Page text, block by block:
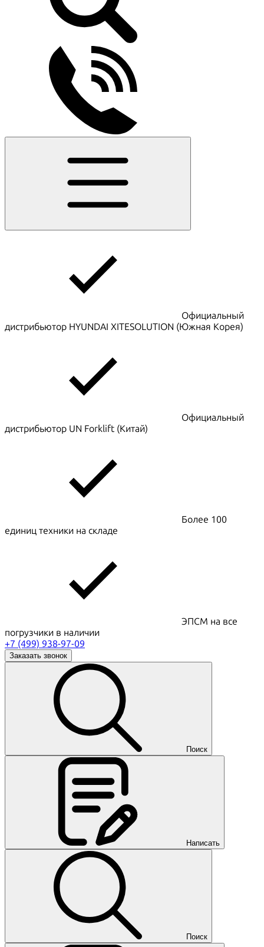
Официальный
дистрибьютор HYUNDAI XITESOLUTION (Южная Корея)
Официальный
дистрибьютор UN Forklift (Китай)
Более 100
единиц техники на складе
ЭПСМ на все
погрузчики в наличии
+7 (499) 938-97-09
Заказать звонок
Поиск
Написать
Поиск